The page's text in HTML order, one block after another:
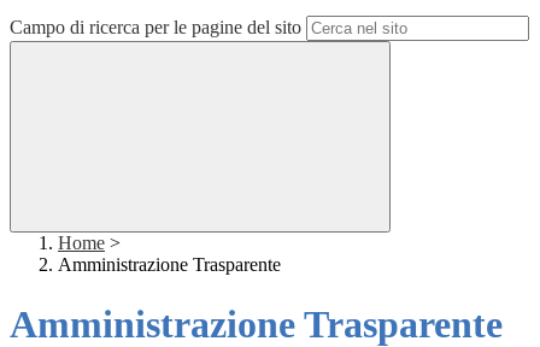
Campo di ricerca per le pagine del sito
Home >
Amministrazione Trasparente
Amministrazione Trasparente